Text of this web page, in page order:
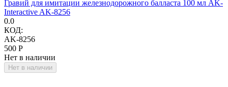
Гравий для имитации железнодорожного балласта 100 мл AK-
Interactive AK-8256
0.0
КОД:
AK-8256
‍500‍ Р
Нет в наличии
Нет в наличии